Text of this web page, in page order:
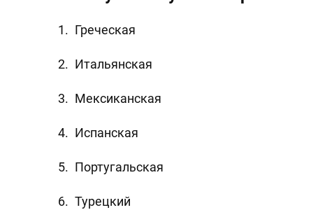
Греческая
Итальянская
Мексиканская
Испанская
Португальская
Турецкий